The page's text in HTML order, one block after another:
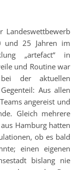
und 25 Jahren im
„artefact“ in
und Routine war
der aktuellen
Aus allen
angereist und
Gleich mehrere
Hamburg hatten
ob es bald
einen eigenen
bislang nie